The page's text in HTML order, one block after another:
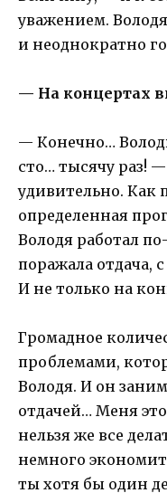
уважением.
и неоднократно
— На концертах
— Конечно…
сто… тысячу раз!
удивительно. Как
определенная
Володя работал
поражала отдача,
И не только на
Громадное
проблемами,
Володя. И он
отдачей… Меня
нельзя же все
немного
ты хотя бы один